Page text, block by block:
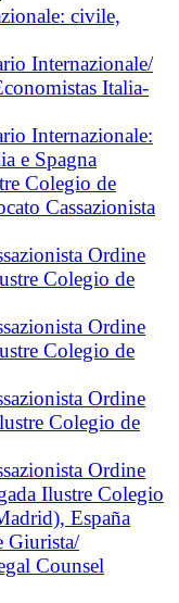
civile,
Internazionale/
Italia-
Internazionale:
e Spagna
Colegio de
Cassazionista
Ordine
Colegio de
Ordine
Colegio de
Ordine
Colegio de
Ordine
Ilustre Colegio
España
Giurista/
Counsel